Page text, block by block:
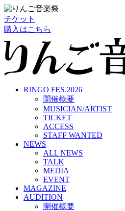
チケット
購入はこちら
RINGO FES.2026
開催概要
MUSICIAN/ARTIST
TICKET
ACCESS
STAFF WANTED
NEWS
ALL NEWS
TALK
MEDIA
EVENT
MAGAZINE
AUDITION
開催概要